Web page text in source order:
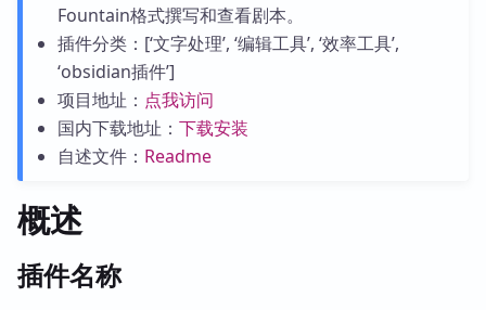
Fountain格式撰写和查看剧本。
插件分类：[‘文字处理’, ‘编辑工具’, ‘效率工具’,
‘obsidian插件’]
项目地址： 点我访问
国内下载地址： 下载安装
自述文件： Readme
概述
插件名称